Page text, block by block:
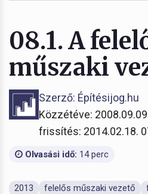
08.1. A
műszaki
Szerző: Építésijog.hu
Közzétéve:
frissítés: 2014.02.18.
Olvasási idő: 14 perc
2013 felelős műszaki vezető